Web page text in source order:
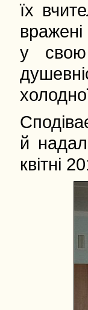
їх
у свою
й
квітні